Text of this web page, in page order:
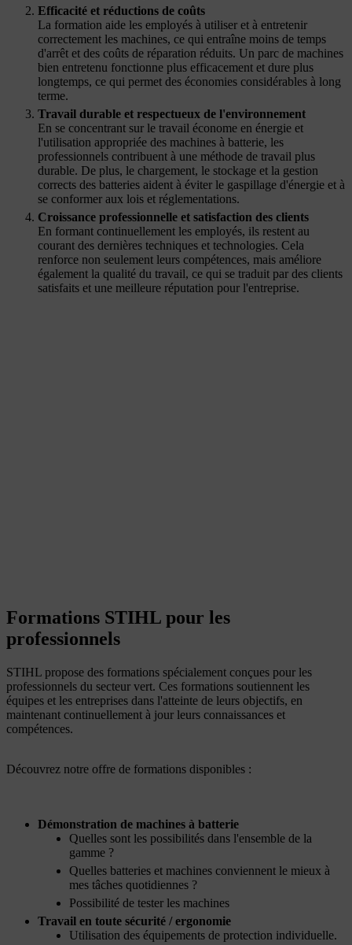
Efficacité et réductions de coûts
La formation aide les employés à utiliser et à entretenir
correctement les machines, ce qui entraîne moins de temps
d'arrêt et des coûts de réparation réduits. Un parc de machines
bien entretenu fonctionne plus efficacement et dure plus
longtemps, ce qui permet des économies considérables à long
terme.
Travail durable et respectueux de l'environnement
En se concentrant sur le travail économe en énergie et
l'utilisation appropriée des machines à batterie, les
professionnels contribuent à une méthode de travail plus
durable. De plus, le chargement, le stockage et la gestion
corrects des batteries aident à éviter le gaspillage d'énergie et à
se conformer aux lois et réglementations.
Croissance professionnelle et satisfaction des clients
En formant continuellement les employés, ils restent au
courant des dernières techniques et technologies. Cela
renforce non seulement leurs compétences, mais améliore
également la qualité du travail, ce qui se traduit par des clients
satisfaits et une meilleure réputation pour l'entreprise.
Formations STIHL pour les
professionnels
STIHL propose des formations spécialement conçues pour les
professionnels du secteur vert. Ces formations soutiennent les
équipes et les entreprises dans l'atteinte de leurs objectifs, en
maintenant continuellement à jour leurs connaissances et
compétences.
Découvrez notre offre de formations disponibles :
Démonstration de machines à batterie
Quelles sont les possibilités dans l'ensemble de la
gamme ?
Quelles batteries et machines conviennent le mieux à
mes tâches quotidiennes ?
Possibilité de tester les machines
Travail en toute sécurité / ergonomie
Utilisation des équipements de protection individuelle.